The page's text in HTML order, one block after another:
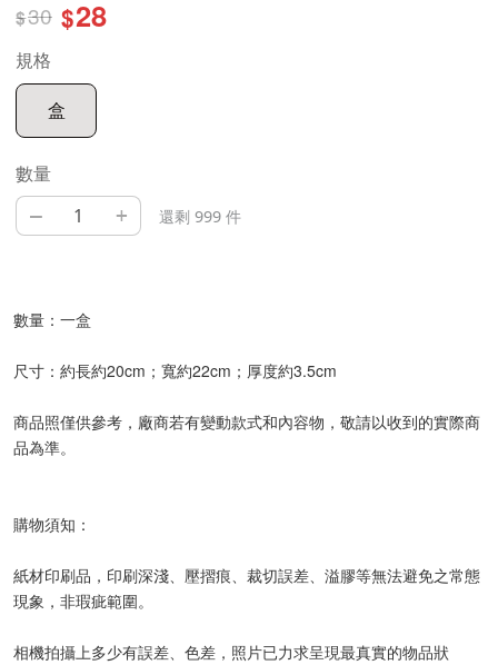
$30 $28
規格
盒
數量
– + 還剩 999 件
數量：一盒
尺寸：約長約20cm；寬約22cm；厚度約3.5cm
商品照僅供參考，廠商若有變動款式和內容物，敬請以收到的實際商
品為準。
購物須知：
紙材印刷品，印刷深淺、壓摺痕、裁切誤差、溢膠等無法避免之常態
現象，非瑕疵範圍。
相機拍攝上多少有誤差、色差，照片已力求呈現最真實的物品狀